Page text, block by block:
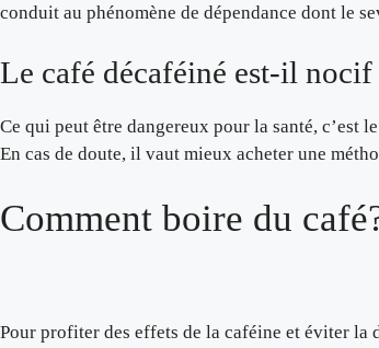
conduit au phénomène de dépendance dont le
Le café décaféiné est-il
Ce qui peut être dangereux pour la santé, c’est
En cas de doute, il vaut mieux acheter une
Comment boire du
Pour profiter des effets de la caféine et éviter